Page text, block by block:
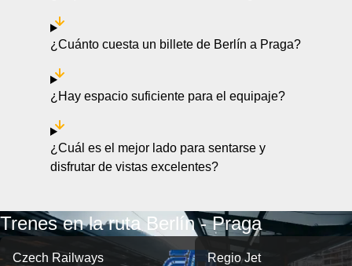
¿Cuánto cuesta un billete de Berlín a Praga?
¿Hay espacio suficiente para el equipaje?
¿Cuál es el mejor lado para sentarse y
disfrutar de vistas excelentes?
Trenes en la ruta Berlín - Praga
Czech Railways Regio Jet